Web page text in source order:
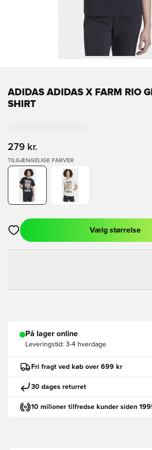
ADIDAS ADIDAS X FARM RIO
SHIRT
279 kr.
TILGÆNGELIGE FARVER
Åbner en Modal til at logge ind eller
Vælg størrelse
På lager online
Leveringstid: 3-4 hverdage
Fri fragt ved køb over 699 kr
30 dages returret
10 milioner tilfredse kunder siden